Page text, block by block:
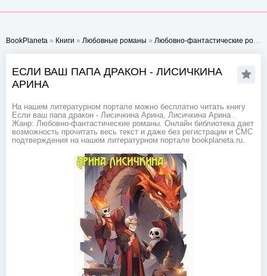
BookPlaneta » Книги » Любовные романы » Любовно-фантастические романы
ЕСЛИ ВАШ ПАПА ДРАКОН - ЛИСИЧКИНА
АРИНА
На нашем литературном портале можно бесплатно читать книгу
Если ваш папа дракон - Лисичкина Арина, Лисичкина Арина .
Жанр: Любовно-фантастические романы. Онлайн библиотека дает
возможность прочитать весь текст и даже без регистрации и СМС
подтверждения на нашем литературном портале bookplaneta.ru.